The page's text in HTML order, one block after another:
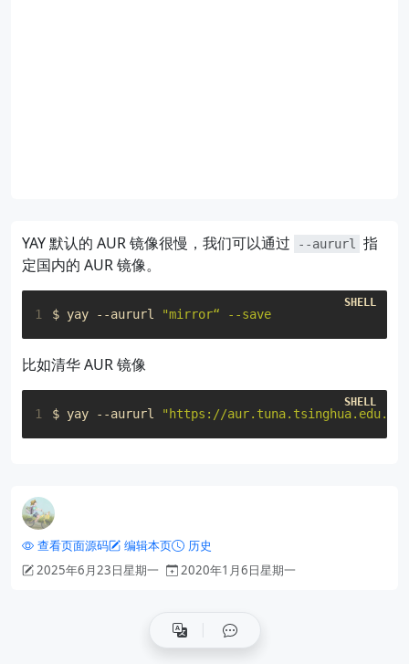
YAY 默认的 AUR 镜像很慢，我们可以通过 --aururl
指
定国内的 AUR 镜像。
1 $ yay --aururl "mirror“ --save
比如清华 AUR 镜像
1 $ yay --aururl "https://aur.tuna.tsinghua.edu.cn"
查看页面源码 编辑本页
历史
2025年6月23日星期一
2020年1月6日星期一